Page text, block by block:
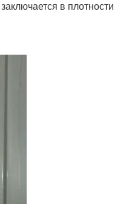
в плотности